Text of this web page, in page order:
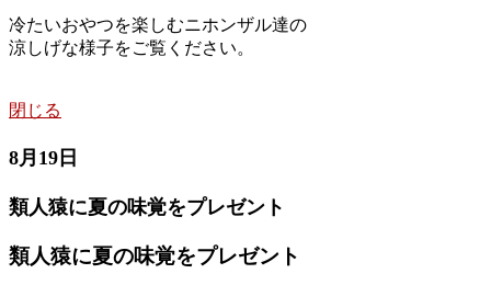
冷たいおやつを楽しむニホンザル達の
涼しげな様子をご覧ください。
閉じる
8月19日
類人猿に夏の味覚をプレゼント
類人猿に夏の味覚をプレゼント